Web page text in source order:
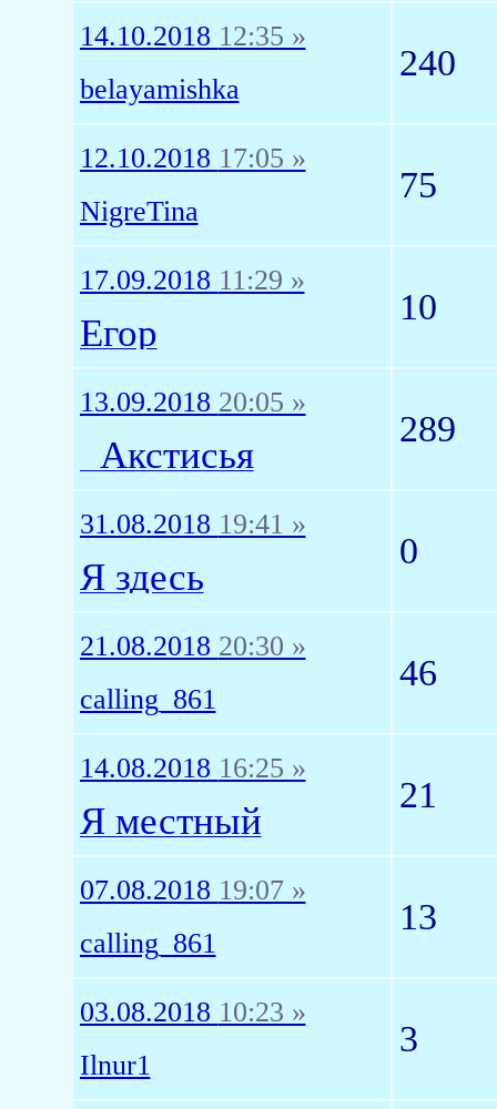
14.10.2018 12:35 »
belayamishka
240
12.10.2018 17:05 »
NigreTina
75
17.09.2018 11:29 »
Егор
10
13.09.2018 20:05 »
_Акстисья
289
31.08.2018 19:41 »
Я здесь
0
21.08.2018 20:30 »
calling_861
46
14.08.2018 16:25 »
Я местный
21
07.08.2018 19:07 »
calling_861
13
03.08.2018 10:23 »
Ilnur1
3